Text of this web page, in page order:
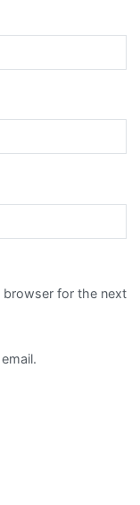
browser for the next